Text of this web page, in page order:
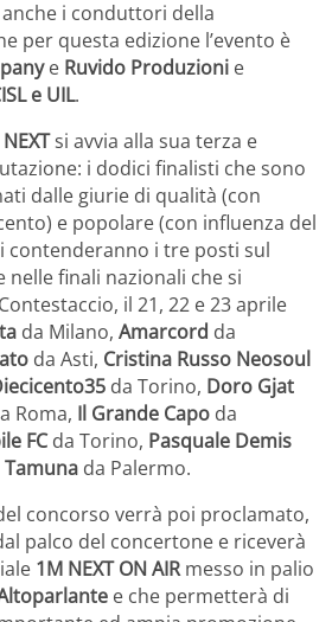
i conduttori della
per questa edizione l’evento è
e Ruvido Produzioni e
e UIL.
si avvia alla sua terza e
i dodici finalisti che sono
dalle giurie di qualità (con
e popolare (con influenza del
contenderanno i tre posti sul
nelle finali nazionali che si
il 21, 22 e 23 aprile
da Milano, Amarcord da
da Asti, Cristina Russo Neosoul
da Torino, Doro Gjat
Roma, Il Grande Capo da
FCda Torino, Pasquale Demis
Tamuna da Palermo.
concorso verrà poi proclamato,
palco del concertone e riceverà
1M NEXT ON AIRmesso in palio
e che permetterà di